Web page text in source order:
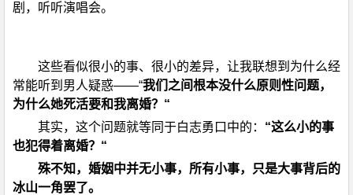
剧，听听演唱会。
这些看似很小的事、很小的差异，让我联想到为什么经
常能听到男人疑惑——“我们之间根本没什么原则性问题，
为什么她死活要和我离婚？“
其实，这个问题就等同于白志勇口中的： “这么小的事
也犯得着离婚？“
殊不知，婚姻中并无小事，所有小事，只是大事背后的
冰山一角罢了。